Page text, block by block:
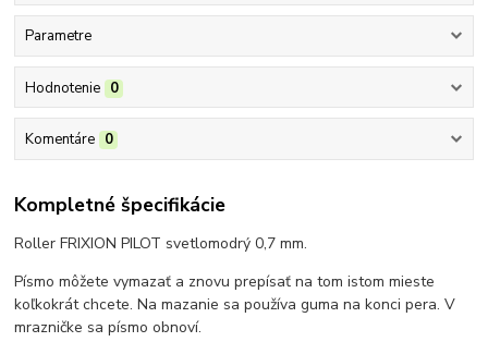
Parametre
Hodnotenie 0
Komentáre 0
Kompletné špecifikácie
Roller FRIXION PILOT svetlomodrý 0,7 mm.
Písmo môžete vymazať a znovu prepísať na tom istom mieste
koľkokrát chcete. Na mazanie sa používa guma na konci pera. V
mrazničke sa písmo obnoví.